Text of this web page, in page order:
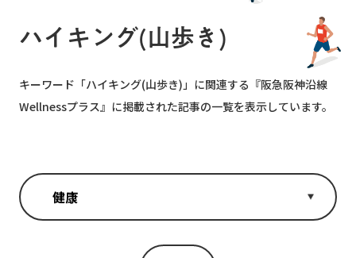
ハイキング(山歩き)
キーワード「ハイキング(山歩き)」に関連する『阪急阪神沿線
Wellnessプラス』に掲載された記事の一覧を表示しています。